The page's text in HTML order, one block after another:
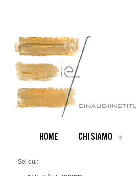
HOME CHI SIAMO
Sei qui: